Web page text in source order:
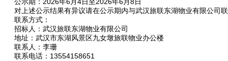
公示期 ：2026年6月4日至2026年6月8日
对上述公示结果有异议请在公示期内与武汉旅联东湖物业有限公司
联系方式：
招标人：武汉旅联东湖物业有限公司
地址：武汉市东湖风景区九女墩旅联物业办公楼
联系人：李珊
联系电话 ： 13554158651